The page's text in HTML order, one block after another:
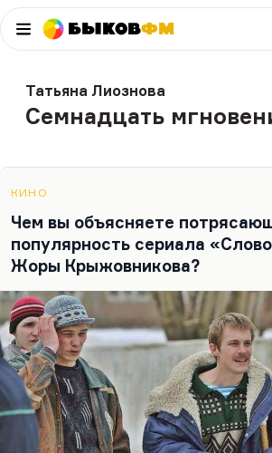
БыковФМ
Татьяна Лиознова
Семнадцать
КИНО
Чем вы объясняете
популярность сериала
Жоры Крыжовникова?